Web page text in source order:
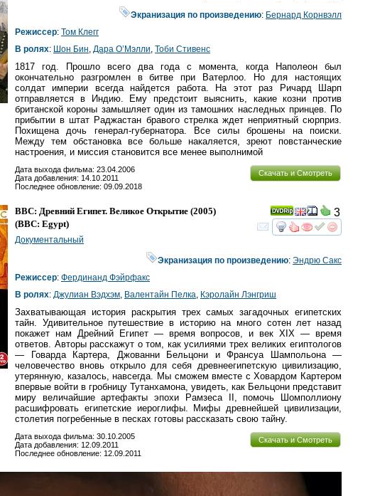
Экранизация по произведению: Бернард Корнвэлл
Режиссер: Том Клегг
В ролях: Шон Бин, Дара О’Мэлли, Тоби Стивенс
1817 год. Прошло всего два года с момента, когда Наполеон был
окончательно разгромлен в битве при Ватерлоо. Но для настоящих
солдат империи всегда найдется работа. На этот раз Ричард Шарп
отправляется в Индию. Ему предстоит выяснить, какие козни против
британской короны замышляет один из тамошних наследных принцев. По
прибытии в штат Раджастан бравого стрелка ждет неприятный сюрприз.
Похищена дочь генерал-губернатора. Все силы брошены на поиски.
Между тем обстановка все больше накаляется, зреют повстанческие
настроения, и миссия становится все менее выполнимой
Скачать и Смотреть
Дата выхода фильма: 23.04.2006
Дата добавления: 14.10.2011
Последнее обновление: 09.09.2018
смотретьинтересует
3
BBC: Древний Египет. Великое Открытие (2005)
(BBC: Egypt)
Документальный
Экранизация по произведению: Эндрю Сакс
Режиссер: Фердинанд Фэйрфакс
В ролях: Джулиан Вэдхэм Валентайн Пелка Кэролайн Лэнгриш
Захватывающая история раскрытия трех самых загадочных египетских
тайн. Удивительное путешествие в историю на много сотен лет назад
покажет нам Дрейний Египет — время вопросов, и век XIX — время
ответов. Авторы расскажут о том, как усилиями трех великих египтологов
— Говарда Картера, Джованни Бельцони и Франсуа Шампольона —
человечество вновь открыло для себя древнеегипетскую цивилизацию,
утерянную, казалось, навсегда. Мы сможем вместе с Ховардом Картером
впервые войти в гробницу Тутанхамона, увидеть, как Бельцони представит
миру величайшие артефакты эпохи Рамзеса II, помочь Шомполлиону
расшифровать египетские иероглифы. Мифы древнейшей цивилизации,
столетия погребенные в песках готовы рассказать свою тайну.
Скачать и Смотреть
Дата выхода фильма: 30.10.2005
Дата добавления: 12.09.2011
Последнее обновление: 12.09.2011